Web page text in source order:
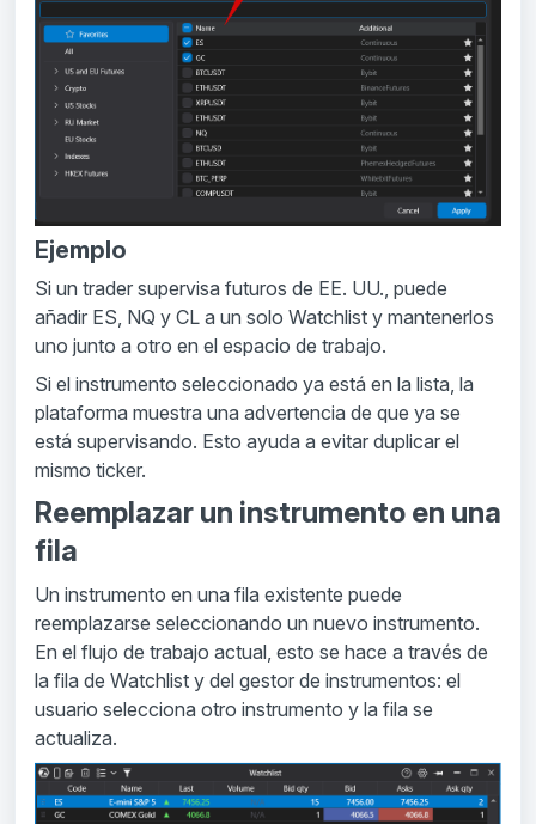
Ejemplo
Si un trader supervisa futuros de EE. UU., puede
añadir ES, NQ y CL a un solo Watchlist y mantenerlos
uno junto a otro en el espacio de trabajo.
Si el instrumento seleccionado ya está en la lista, la
plataforma muestra una advertencia de que ya se
está supervisando. Esto ayuda a evitar duplicar el
mismo ticker.
Reemplazar un instrumento en una
fila
Un instrumento en una fila existente puede
reemplazarse seleccionando un nuevo instrumento.
En el flujo de trabajo actual, esto se hace a través de
la fila de Watchlist y del gestor de instrumentos: el
usuario selecciona otro instrumento y la fila se
actualiza.